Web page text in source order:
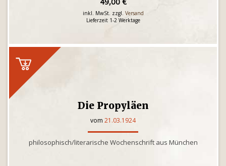
inkl. MwSt. zzgl. Versand
Lieferzeit 1-2 Werktage
Die Propyläen
vom 21.03.1924
philosophisch/literarische Wochenschrift aus München